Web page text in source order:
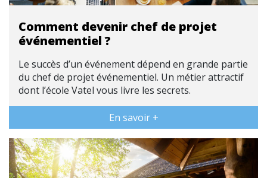
Comment devenir chef de projet
événementiel ?
Le succès d’un événement dépend en grande partie
du chef de projet événementiel. Un métier attractif
dont l’école Vatel vous livre les secrets.
En savoir +